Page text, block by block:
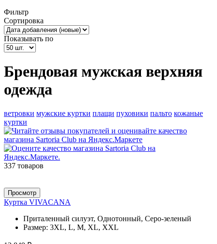
Фильтр
Сортировка
Показывать по
Брендовая мужская верхняя
одежда
ветровки мужские куртки плащи пуховики пальто кожаные
куртки
337 товаров
Просмотр
Куртка VIVACANA
Приталенный силуэт, Однотонный, Серо-зеленый
Размер: 3XL, L, M, XL, XXL